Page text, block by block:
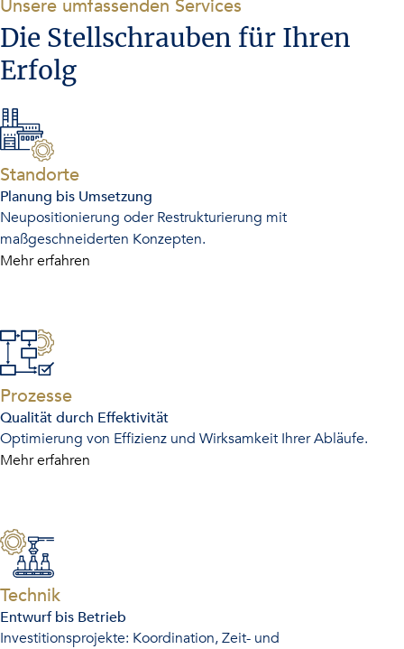
Unsere umfassenden Services
Die Stellschrauben für Ihren
Erfolg
Standorte-
Planung bis Umsetzung
Neupositionierung oder Restrukturierung mit
maßgeschneiderten Konzepten.
Mehr erfahren
Prozesse-
Qualität durch Effektivität
Optimierung von Effizienz und Wirksamkeit Ihrer Abläufe.
Mehr erfahren
Technik-
Entwurf bis Betrieb
Investitionsprojekte: Koordination, Zeit- und